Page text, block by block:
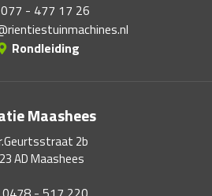
077 - 477 17 26
Rondleiding
Maashees
2b
AD Maashees